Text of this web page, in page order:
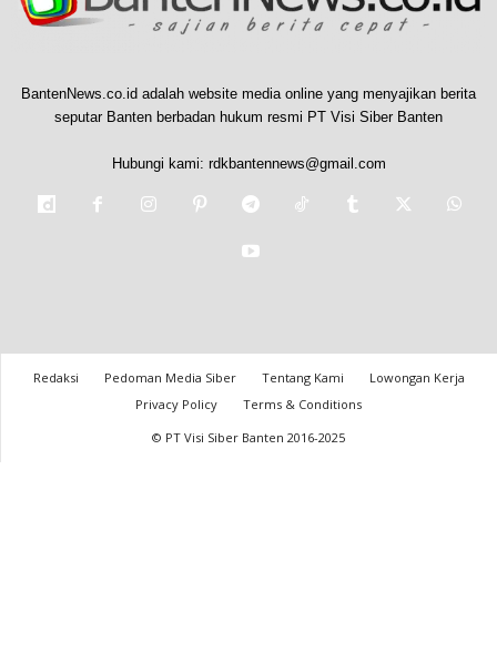
BantenNews.co.id adalah website media online yang menyajikan berita
seputar Banten berbadan hukum resmi PT Visi Siber Banten
Hubungi kami: rdkbantennews@gmail.com
Redaksi Pedoman Media Siber Tentang Kami
Lowongan Kerja
Privacy Policy
Terms & Conditions
© PT Visi Siber Banten 2016-2025